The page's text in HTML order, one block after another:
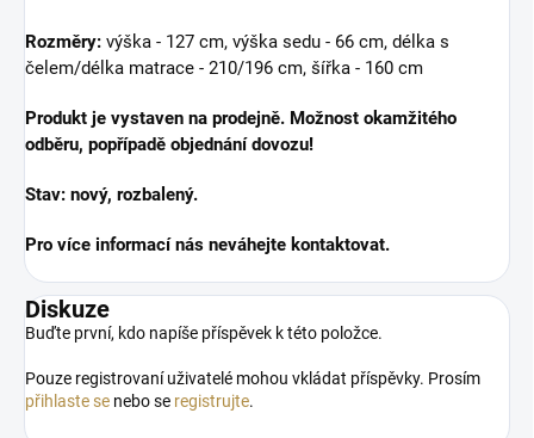
Rozměry: výška - 127 cm, výška sedu - 66 cm, délka s
čelem/délka matrace - 210/196 cm, šířka - 160 cm
Produkt je vystaven na prodejně. Možnost okamžitého
odběru, popřípadě objednání dovozu!
Stav: nový, rozbalený.
Pro více informací nás neváhejte kontaktovat.
Diskuze
Buďte první, kdo napíše příspěvek k této položce.
Pouze registrovaní uživatelé mohou vkládat příspěvky. Prosím
přihlaste se nebo se registrujte.